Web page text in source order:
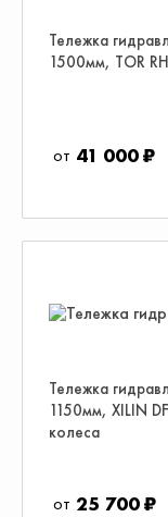
Тележка
1500мм, TOR
41 000 ₽
Тележка
1150мм, XILIN
колеса
25 700 ₽